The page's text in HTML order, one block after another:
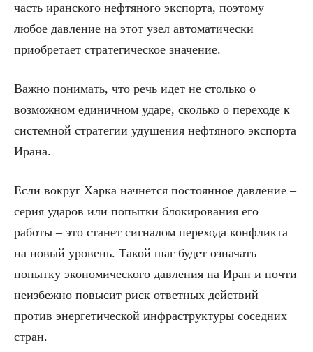
часть иранского нефтяного экспорта, поэтому
любое давление на этот узел автоматически
приобретает стратегическое значение.
Важно понимать, что речь идет не столько о
возможном единичном ударе, сколько о переходе к
системной стратегии удушения нефтяного экспорта
Ирана.
Если вокруг Харка начнется постоянное давление –
серия ударов или попытки блокирования его
работы – это станет сигналом перехода конфликта
на новый уровень. Такой шаг будет означать
попытку экономического давления на Иран и почти
неизбежно повысит риск ответных действий
против энергетической инфраструктуры соседних
стран.